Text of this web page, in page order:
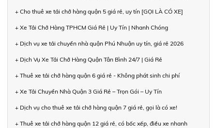
+ Cho thuê xe tải chở hàng quận 5 giá rẻ, uy tín [GỌI LÀ CÓ XE]
+ Xe Tải Chở Hàng TPHCM Giá Rẻ | Uy Tín | Nhanh Chóng
+ Dịch vụ xe tải chuyển nhà quận Phú Nhuận uy tín, giá rẻ 2026
+ Dịch Vụ Xe Tải Chở Hàng Quận Tân Bình 24/7 | Giá Rẻ
+ Thuê xe tải chở hàng quận 6 giá rẻ - Không phát sinh chi phí
+ Xe Tải Chuyển Nhà Quận 3 Giá Rẻ – Trọn Gói – Uy Tín
+ Dịch vụ cho thuê xe tải chở hàng quận 7 giá rẻ, gọi là có xe!
+ Thuê xe tải chở hàng quận 12 giá rẻ, có bốc xếp, điều xe nhanh